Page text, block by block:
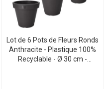
Lot de 6 Pots de Fleurs Ronds
Anthracite - Plastique 100%
Recyclable - Ø 30 cm -